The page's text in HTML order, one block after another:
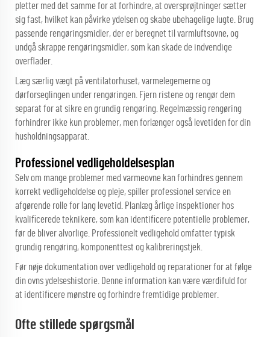
pletter med det samme for at forhindre, at oversprøjtninger sætter
sig fast, hvilket kan påvirke ydelsen og skabe ubehagelige lugte. Brug
passende rengøringsmidler, der er beregnet til varmluftsovne, og
undgå skrappe rengøringsmidler, som kan skade de indvendige
overflader.
Læg særlig vægt på ventilatorhuset, varmelegemerne og
dørforseglingen under rengøringen. Fjern ristene og rengør dem
separat for at sikre en grundig rengøring. Regelmæssig rengøring
forhindrer ikke kun problemer, men forlænger også levetiden for din
husholdningsapparat.
Professionel vedligeholdelsesplan
Selv om mange problemer med varmeovne kan forhindres gennem
korrekt vedligeholdelse og pleje, spiller professionel service en
afgørende rolle for lang levetid. Planlæg årlige inspektioner hos
kvalificerede teknikere, som kan identificere potentielle problemer,
før de bliver alvorlige. Professionelt vedligehold omfatter typisk
grundig rengøring, komponenttest og kalibreringstjek.
Før nøje dokumentation over vedligehold og reparationer for at følge
din ovns ydelseshistorie. Denne information kan være værdifuld for
at identificere mønstre og forhindre fremtidige problemer.
Ofte stillede spørgsmål